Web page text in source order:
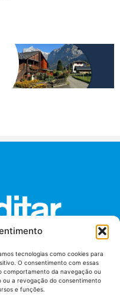
tecnologias como cookies para
O consentimento com essas
comportamento da navegação ou
ou a revogação do consentimento
e funções.
de Controle Externo -
(SAF/Sul), Qd. 04, Lt. 01